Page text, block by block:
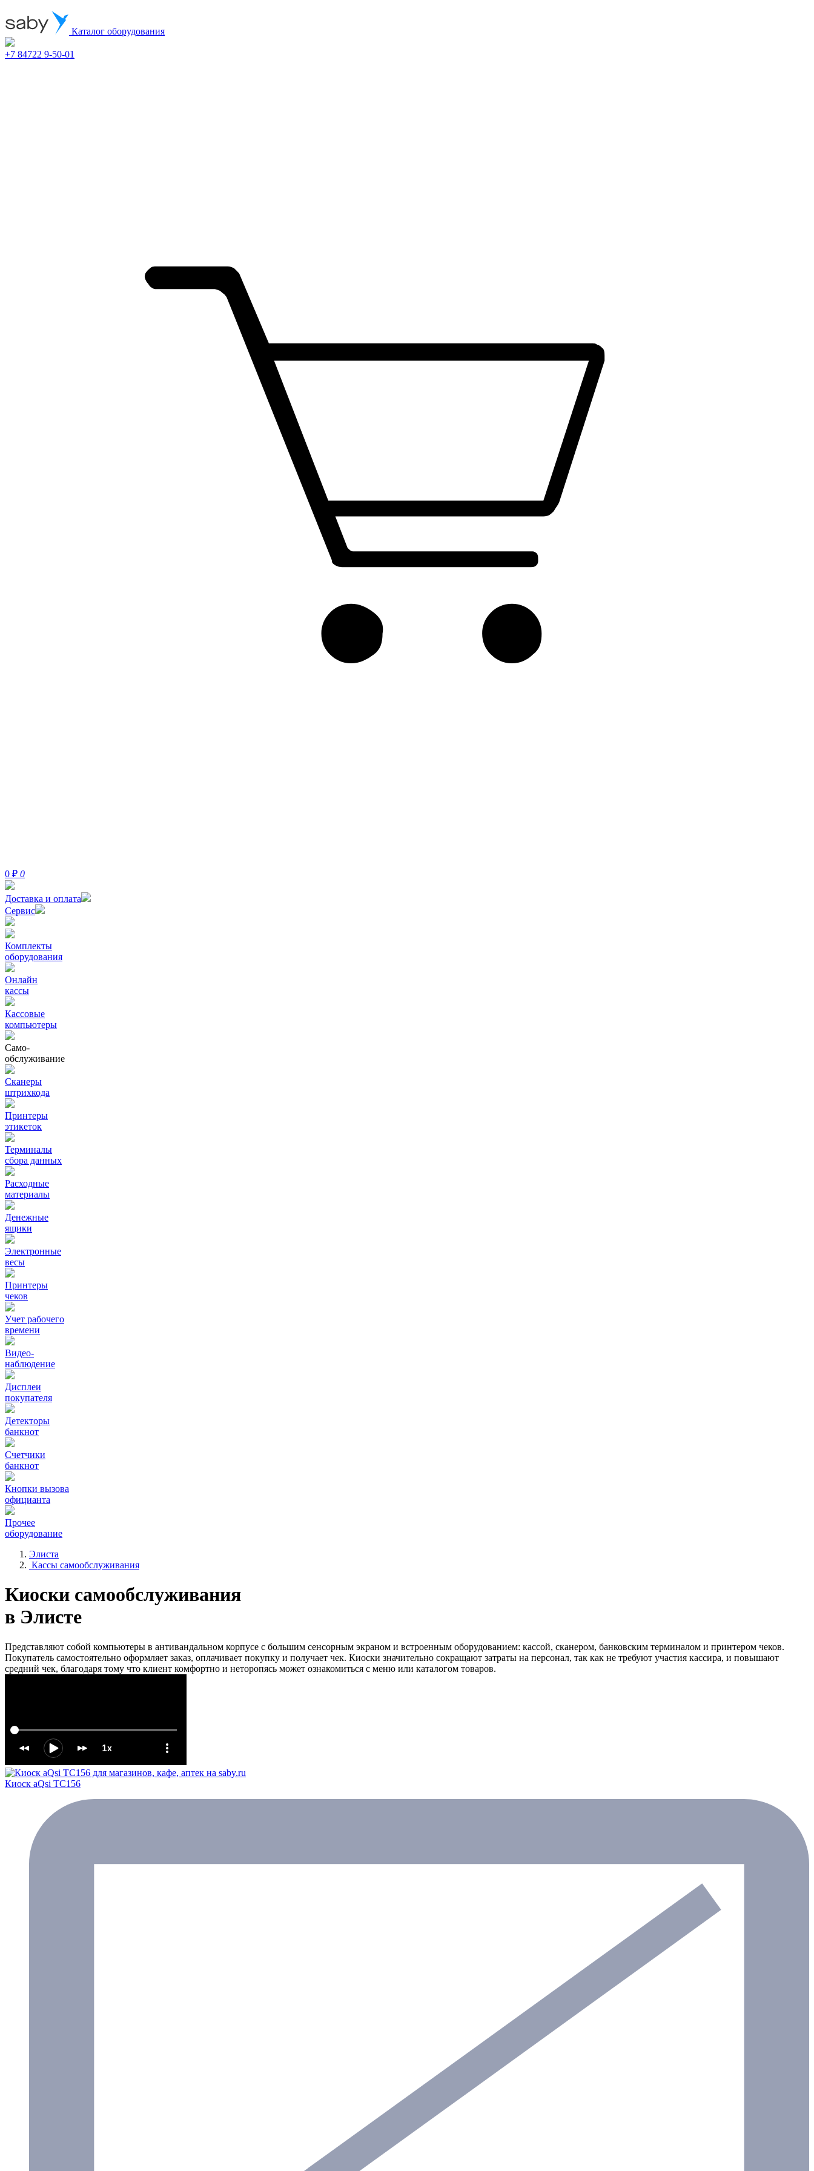
Каталог оборудования
+7 84722 9-50-01
0 ₽ 0
Доставка и оплата
Сервис
Комплекты
оборудования
Онлайн
кассы
Кассовые
компьютеры
Само-
обслуживание
Сканеры
штрихкода
Принтеры
этикеток
Терминалы
сбора данных
Расходные
материалы
Денежные
ящики
Электронные
весы
Принтеры
чеков
Учет рабочего
времени
Видео‑
наблюдение
Дисплеи
покупателя
Детекторы
банкнот
Счетчики
банкнот
Кнопки вызова
официанта
Прочее
оборудование
Элиста
Кассы самообслуживания
Киоски самообслуживания
в Элисте
Представляют собой компьютеры в антивандальном корпусе с большим сенсорным экраном и встроенным оборудованием: кассой, сканером, банковским терминалом и принтером чеков.
Покупатель самостоятельно оформляет заказ, оплачивает покупку и получает чек. Киоски значительно сокращают затраты на персонал, так как не требуют участия кассира, и повышают
средний чек, благодаря тому что клиент комфортно и неторопясь может ознакомиться с меню или каталогом товаров.
Киоск aQsi TC156